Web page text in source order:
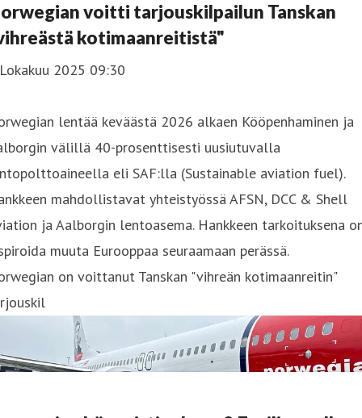
voitti tarjouskilpailun Tanskan
kotimaanreitistä"
2025 09:30
lentää keväästä 2026 alkaen Kööpenhaminen ja
välillä 40-prosenttisesti uusiutuvalla
eli SAF:lla (Sustainable aviation fuel).
mahdollistavat yhteistyössä AFSN, DCC & Shell
ja Aalborgin lentoasema. Hankkeen tarkoituksena
muuta Eurooppaa seuraamaan perässä.
on voittanut Tanskan "vihreän kotimaanreitin"